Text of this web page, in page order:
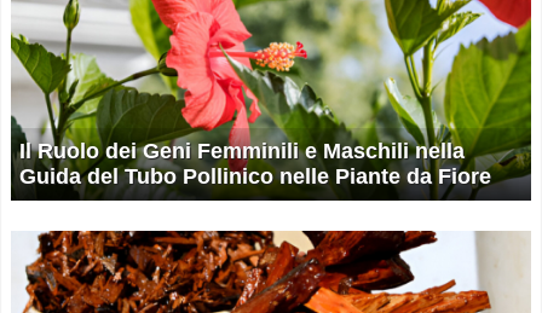
Il Ruolo dei Geni Femminili e Maschili nella
Guida del Tubo Pollinico nelle Piante da Fiore